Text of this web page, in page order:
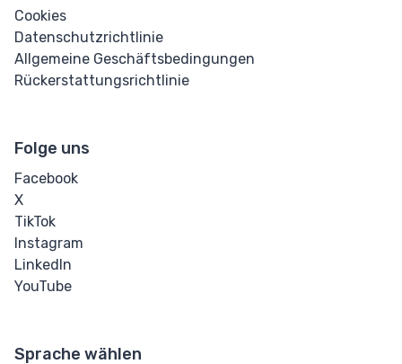
Cookies
Datenschutzrichtlinie
Allgemeine Geschäftsbedingungen
Rückerstattungsrichtlinie
Folge uns
Facebook
X
TikTok
Instagram
LinkedIn
YouTube
Sprache wählen